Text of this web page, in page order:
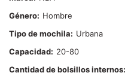
Género
Hombre
Tipo de mochila
Urbana
Capacidad
20-80
Cantidad de bolsillos internos